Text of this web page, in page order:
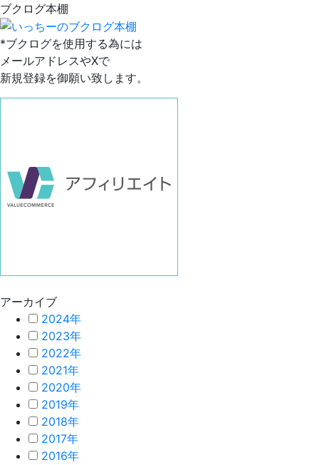
ブクログ本棚
*ブクログを使用する為には
メールアドレスやXで
新規登録を御願い致します。
アーカイブ
2024年
2023年
2022年
2021年
2020年
2019年
2018年
2017年
2016年